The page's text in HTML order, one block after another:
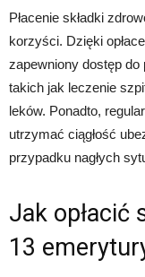
Płacenie składki
korzyści. Dzięki
zapewniony dostęp do
takich jak leczenie
leków. Ponadto,
utrzymać ciągłość
przypadku nagłych
Jak opłacić
13